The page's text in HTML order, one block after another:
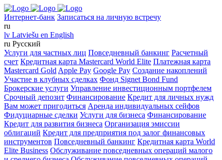
Интернет-банк Записаться на личную встречу
ru
lv Latviešu en English
ru Русский
Услуги для частных лиц Повседневный банкинг Расчетный
счет Кредитная карта Mastercard World Elite Платежная карта
Mastercard Gold Apple Pay Google Pay Создание накоплений
Участие в клубных сделках Фонд Signet Bond Fund
Брокерские услуги Управление инвестиционным портфелем
Срочный депозит Финансирование Кредит для личных нужд
Вам может пригодиться Аренда индивидуальных сейфов
Фидуциарные сделки Услуги для бизнеса Финансирование
Кредит для развития бизнеса Организация эмиссии
облигаций Кредит для предприятия под залог финансовых
инструментов Повседневный банкинг Кредитная карта World
Elite Business Обслуживание повседневных операций малого